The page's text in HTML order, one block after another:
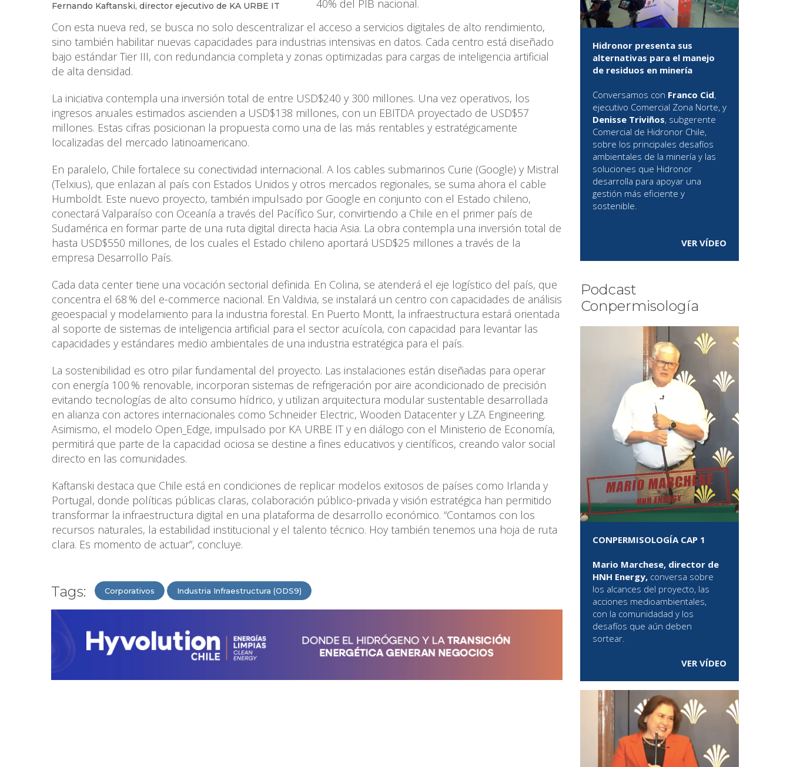
Fernando Kaftanski, director ejecutivo de KA URBE IT
40% del PIB nacional.
Con esta nueva red, se busca no solo descentralizar el acceso a servicios digitales de alto rendimiento,
sino también habilitar nuevas capacidades para industrias intensivas en datos. Cada centro está diseñado
bajo estándar Tier III, con redundancia completa y zonas optimizadas para cargas de inteligencia artificial
de alta densidad.
La iniciativa contempla una inversión total de entre USD$240 y 300 millones. Una vez operativos, los
ingresos anuales estimados ascienden a USD$138 millones, con un EBITDA proyectado de USD$57
millones. Estas cifras posicionan la propuesta como una de las más rentables y estratégicamente
localizadas del mercado latinoamericano.
En paralelo, Chile fortalece su conectividad internacional. A los cables submarinos Curie (Google) y Mistral
(Telxius), que enlazan al país con Estados Unidos y otros mercados regionales, se suma ahora el cable
Humboldt. Este nuevo proyecto, también impulsado por Google en conjunto con el Estado chileno,
conectará Valparaíso con Oceanía a través del Pacífico Sur, convirtiendo a Chile en el primer país de
Sudamérica en formar parte de una ruta digital directa hacia Asia. La obra contempla una inversión total de
hasta USD$550 millones, de los cuales el Estado chileno aportará USD$25 millones a través de la
empresa Desarrollo País.
Cada data center tiene una vocación sectorial definida. En Colina, se atenderá el eje logístico del país, que
concentra el 68 % del e-commerce nacional. En Valdivia, se instalará un centro con capacidades de análisis
geoespacial y modelamiento para la industria forestal. En Puerto Montt, la infraestructura estará orientada
al soporte de sistemas de inteligencia artificial para el sector acuícola, con capacidad para levantar las
capacidades y estándares medio ambientales de una industria estratégica para el país.
La sostenibilidad es otro pilar fundamental del proyecto. Las instalaciones están diseñadas para operar
con energía 100 % renovable, incorporan sistemas de refrigeración por aire acondicionado de precisión
evitando tecnologías de alto consumo hídrico, y utilizan arquitectura modular sustentable desarrollada
en alianza con actores internacionales como Schneider Electric, Wooden Datacenter y LZA Engineering.
Asimismo, el modelo Open_Edge, impulsado por KA URBE IT y en diálogo con el Ministerio de Economía,
permitirá que parte de la capacidad ociosa se destine a fines educativos y científicos, creando valor social
directo en las comunidades.
Kaftanski destaca que Chile está en condiciones de replicar modelos exitosos de países como Irlanda y
Portugal, donde políticas públicas claras, colaboración público-privada y visión estratégica han permitido
transformar la infraestructura digital en una plataforma de desarrollo económico. “Contamos con los
recursos naturales, la estabilidad institucional y el talento técnico. Hoy también tenemos una hoja de ruta
clara. Es momento de actuar”, concluye.
Tags: Corporativos Industria Infraestructura (ODS9)
Hidronor presenta sus
alternativas para el manejo
de residuos en minería
Conversamos con Franco Cid,
ejecutivo Comercial Zona Norte, y
Denisse Triviños, subgerente
Comercial de Hidronor Chile,
sobre los principales desafíos
ambientales de la minería y las
soluciones que Hidronor
desarrolla para apoyar una
gestión más eficiente y
sostenible.
VER VÍDEO
Podcast
Conpermisología
CONPERMISOLOGÍA CAP 1
Mario Marchese, director de
HNH Energy, conversa sobre
los alcances del proyecto, las
acciones medioambientales,
con la comunidadad y los
desafíos que aún deben
sortear.
VER VÍDEO